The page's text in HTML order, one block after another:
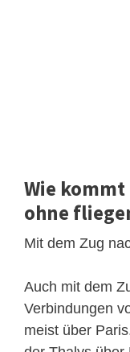
Wie kommt
ohne
Mit dem Zug
Auch mit dem
Verbindungen
meist über